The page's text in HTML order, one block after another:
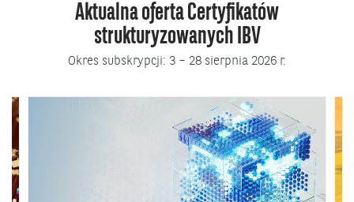
Aktualna oferta Certyfikatów
strukturyzowanych IBV
Okres subskrypcji: 3 – 28 sierpnia 2026 r.